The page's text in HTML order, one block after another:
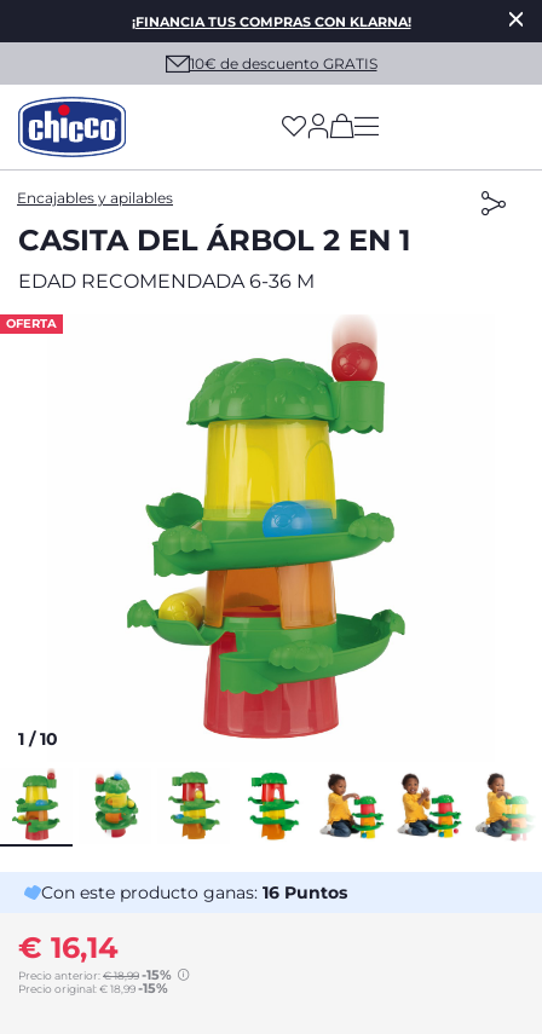
¡FINANCIA TUS COMPRAS CON KLARNA!
10€ de descuento GRATIS
(has more options
Encajables y apilables
CASITA DEL ÁRBOL 2 EN 1
EDAD RECOMENDADA 6-36 M
OFERTA
1 /10
Con este producto ganas: 16 Puntos
Precio original:€ 18,99-15%
Precio anterior:€ 18,99-15%
€ 16,14